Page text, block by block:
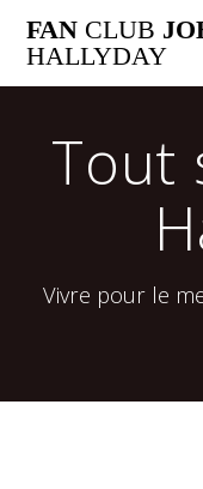
FAN CLUB
HALLYDAY
Tout
Vivre pour le